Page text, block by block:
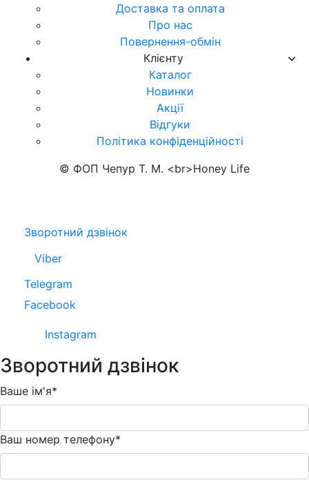
Доставка та оплата
Про нас
Повернення-обмін
Клієнту
Каталог
Новинки
Акції
Відгуки
Політика конфіденційності
© ФОП Чепур Т. М. <br>Honey Life
Зворотний дзвінок
Viber
Telegram
Facebook
Instagram
Зворотний дзвінок
Ваше ім'я*
Ваш номер телефону*